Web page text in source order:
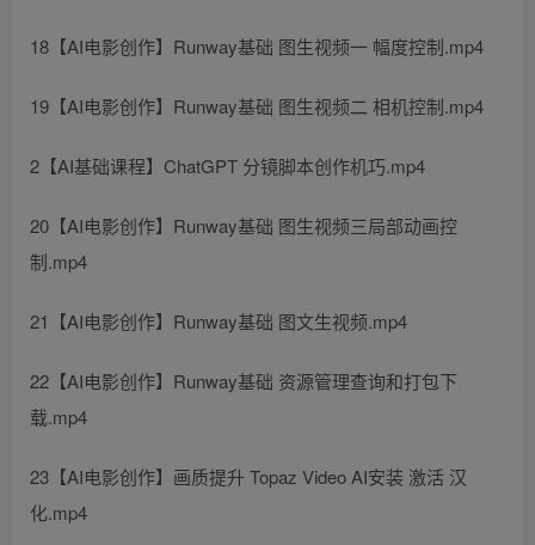
18【AI电影创作】Runway基础 图生视频一 幅度控制.mp4
19【AI电影创作】Runway基础 图生视频二 相机控制.mp4
2【AI基础课程】ChatGPT 分镜脚本创作机巧.mp4
20【AI电影创作】Runway基础 图生视频三局部动画控
制.mp4
21【AI电影创作】Runway基础 图文生视频.mp4
22【AI电影创作】Runway基础 资源管理查询和打包下
载.mp4
23【AI电影创作】画质提升 Topaz Video AI安装 激活 汉
化.mp4